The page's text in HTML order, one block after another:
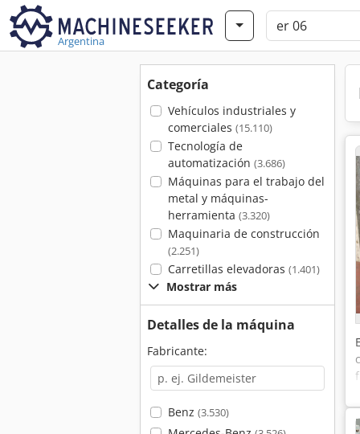
Argentina
Categoría
Vehículos industriales y
comerciales (15.110)
Tecnología de
automatización (3.686)
Máquinas para el trabajo del
metal y máquinas-
herramienta (3.320)
Maquinaria de construcción
(2.251)
Carretillas elevadoras (1.401)
Mostrar más
Detalles de la máquina
Fabricante:
Benz (3.530)